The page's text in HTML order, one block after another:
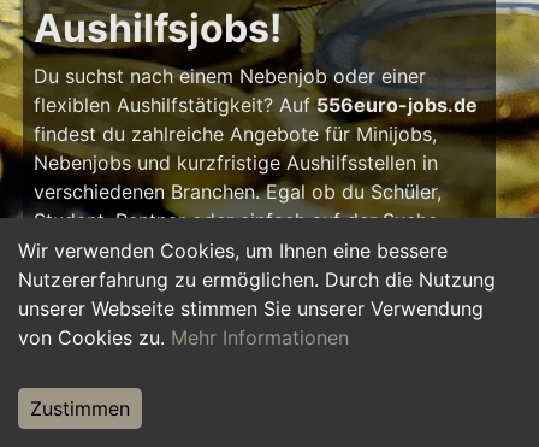
Wir verwenden Cookies, um Ihnen eine bessere
Nutzererfahrung zu ermöglichen. Durch die Nutzung
unserer Webseite stimmen Sie unserer Verwendung
von Cookies zu. Mehr Informationen
Zustimmen
Aushilfsjobs!
Du suchst nach einem Nebenjob oder einer
flexiblen Aushilfstätigkeit? Auf556euro-jobs.de
findest du zahlreiche Angebote für Minijobs,
Nebenjobs und kurzfristige Aushilfsstellen in
verschiedenen Branchen. Egal ob du Schüler,
Student, Rentner oder einfach auf der Suche
nach einem kleinen Zusatzverdienst bist – hier
findest du die passende Tätigkeit, die zu deinem
Zeitplan passt.
Ein Nebenjob oder Aushilfsjob bietet viele